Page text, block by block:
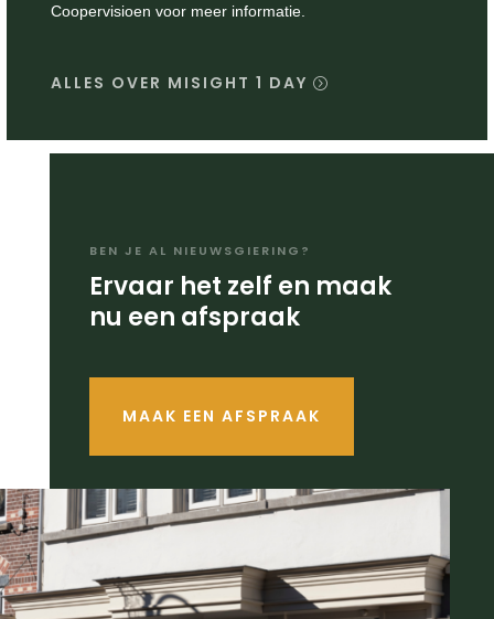
Coopervisioen voor meer informatie.
ALLES OVER MISIGHT 1 DAY
BEN JE AL NIEUWSGIERING?
Ervaar het zelf en maak
nu een afspraak
MAAK EEN AFSPRAAK